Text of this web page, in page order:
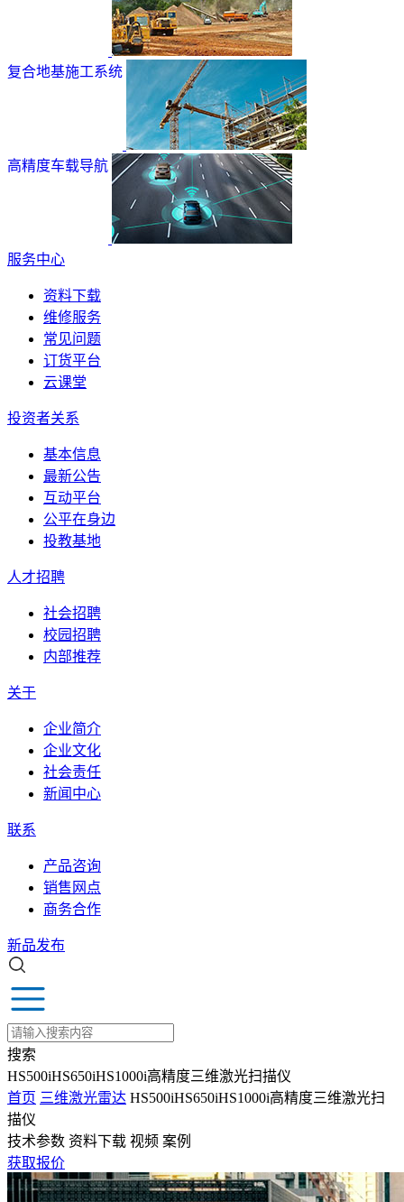
复合地基施工系统
高精度车载导航
服务中心
资料下载
维修服务
常见问题
订货平台
云课堂
投资者关系
基本信息
最新公告
互动平台
公平在身边
投教基地
人才招聘
社会招聘
校园招聘
内部推荐
关于
企业简介
企业文化
社会责任
新闻中心
联系
产品咨询
销售网点
商务合作
新品发布
搜索
HS500iHS650iHS1000i高精度三维激光扫描仪
首页 三维激光雷达 HS500iHS650iHS1000i高精度三维激光扫
描仪
技术参数 资料下载 视频 案例
获取报价